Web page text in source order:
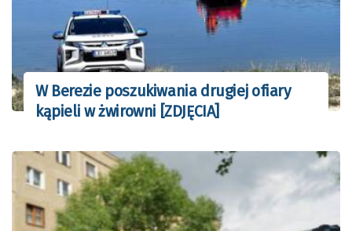
W Berezie poszukiwania drugiej ofiary
kąpieli w żwirowni [ZDJĘCIA]